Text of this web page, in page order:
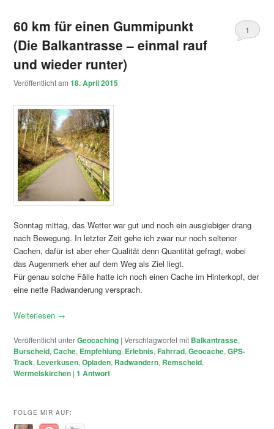
60 km für einen Gummipunkt
(Die Balkantrasse – einmal rauf
und wieder runter)
Veröffentlicht am18. April 2015
1
Sonntag mittag, das Wetter war gut und noch ein ausgiebiger drang
nach Bewegung. In letzter Zeit gehe ich zwar nur noch seltener
Cachen, dafür ist aber eher Qualität denn Quantität gefragt, wobei
das Augenmerk eher auf dem Weg als Ziel liegt.
Für genau solche Fälle hatte ich noch einen Cache im Hinterkopf, der
eine nette Radwanderung versprach.
Weiterlesen →
Veröffentlicht unterGeocaching |Verschlagwortet mit Balkantrasse,
Burscheid,Cache, Empfehlung, Erlebnis,Fahrrad,Geocache,GPS-
Track, Leverkusen,Opladen, Radwandern, Remscheid,
Wermelskirchen |1 Antwort
FOLGE MIR AUF: